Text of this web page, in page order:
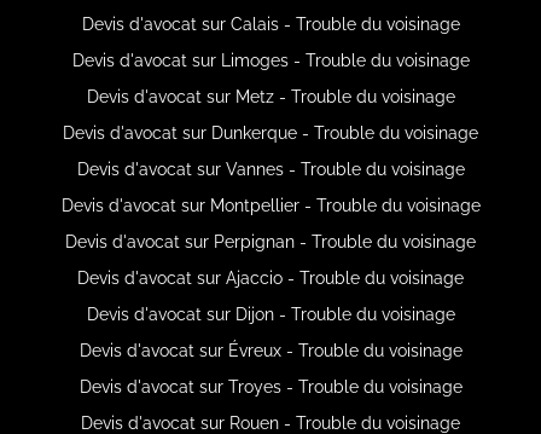
Devis d'avocat sur Calais - Trouble du voisinage
Devis d'avocat sur Limoges - Trouble du voisinage
Devis d'avocat sur Metz - Trouble du voisinage
Devis d'avocat sur Dunkerque - Trouble du voisinage
Devis d'avocat sur Vannes - Trouble du voisinage
Devis d'avocat sur Montpellier - Trouble du voisinage
Devis d'avocat sur Perpignan - Trouble du voisinage
Devis d'avocat sur Ajaccio - Trouble du voisinage
Devis d'avocat sur Dijon - Trouble du voisinage
Devis d'avocat sur Évreux - Trouble du voisinage
Devis d'avocat sur Troyes - Trouble du voisinage
Devis d'avocat sur Rouen - Trouble du voisinage